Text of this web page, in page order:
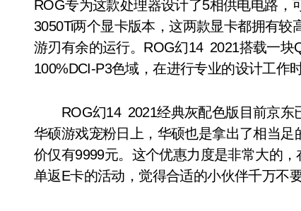
ROG专为这款处理器设计了5相供电电路
3050Ti两个显卡版本，这两款显卡都拥有
游刃有余的运行。ROG幻14 2021搭载一块
100%DCI-P3色域，在进行专业的设计工作
ROG幻14 2021经典灰配色版目前京东
华硕游戏宠粉日上，华硕也是拿出了相当
价仅有9999元。这个优惠力度是非常大的
单返E卡的活动，觉得合适的小伙伴千万不